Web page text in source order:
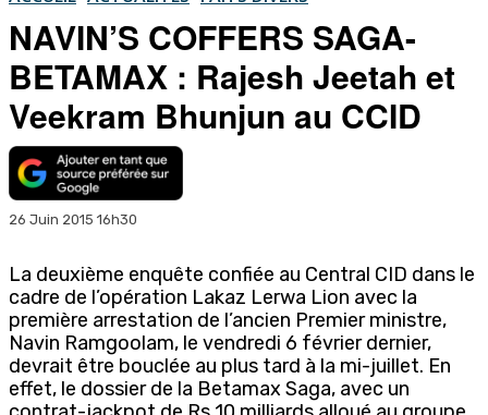
NAVIN’S COFFERS SAGA-
BETAMAX : Rajesh Jeetah et
Veekram Bhunjun au CCID
26 Juin 2015 16h30
La deuxième enquête confiée au Central CID dans le
cadre de l’opération Lakaz Lerwa Lion avec la
première arrestation de l’ancien Premier ministre,
Navin Ramgoolam, le vendredi 6 février dernier,
devrait être bouclée au plus tard à la mi-juillet. En
effet, le dossier de la Betamax Saga, avec un